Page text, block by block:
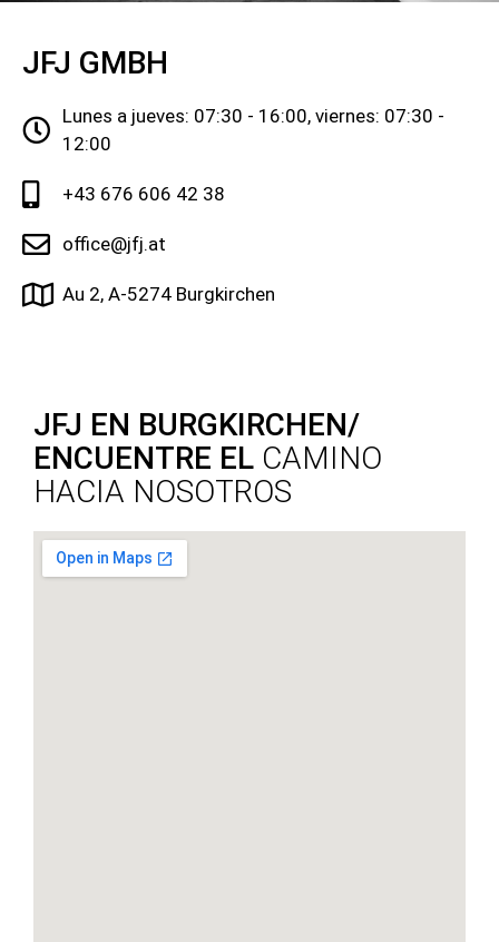
JFJ GMBH
Lunes a jueves: 07:30 - 16:00, viernes: 07:30 -
12:00
+43 676 606 42 38
office@jfj.at
Au 2, A-5274 Burgkirchen
JFJ EN BURGKIRCHEN/
ENCUENTRE EL CAMINO
HACIA NOSOTROS